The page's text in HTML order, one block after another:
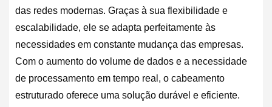
das redes modernas. Graças à sua flexibilidade e
escalabilidade, ele se adapta perfeitamente às
necessidades em constante mudança das empresas.
Com o aumento do volume de dados e a necessidade
de processamento em tempo real, o cabeamento
estruturado oferece uma solução durável e eficiente.